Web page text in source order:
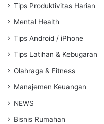
Tips Produktivitas Harian
Mental Health
Tips Android / iPhone
Tips Latihan & Kebugaran
Olahraga & Fitness
Manajemen Keuangan
NEWS
Bisnis Rumahan